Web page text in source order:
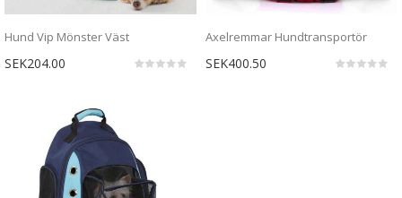
Hund Vip Mönster Väst
SEK204.00
Axelremmar Hundtransportör
SEK400.50